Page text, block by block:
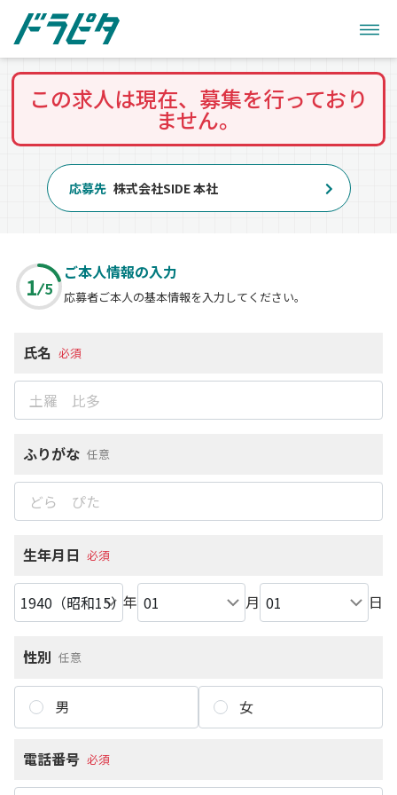
この求人は現在、募集を行っており
ません。
応募先 株式会社SIDE 本社
1 5
ご本人情報の入力
応募者ご本人の基本情報を入力してください。
氏名 必須
ふりがな 任意
生年月日 必須
年 月 日
性別 任意
男 女
電話番号 必須